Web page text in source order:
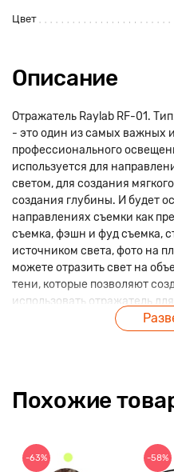
Цвет
Описание
Отражатель Raylab RF-01.
- это один из самых важных
профессионального
используется для
светом, для создания
создания глубины. И будет
направлениях съемки как
съемка, фэшн и фуд съемка,
источником света, фото на
можете отразить свет на
тени, которые позволяют
использовать отражатель
чтобы создать яркое
яркий и жесткий
устойчивы к износу. Все
инструмент, без которого
видео оператор. Это
Похожие
-63% -58%